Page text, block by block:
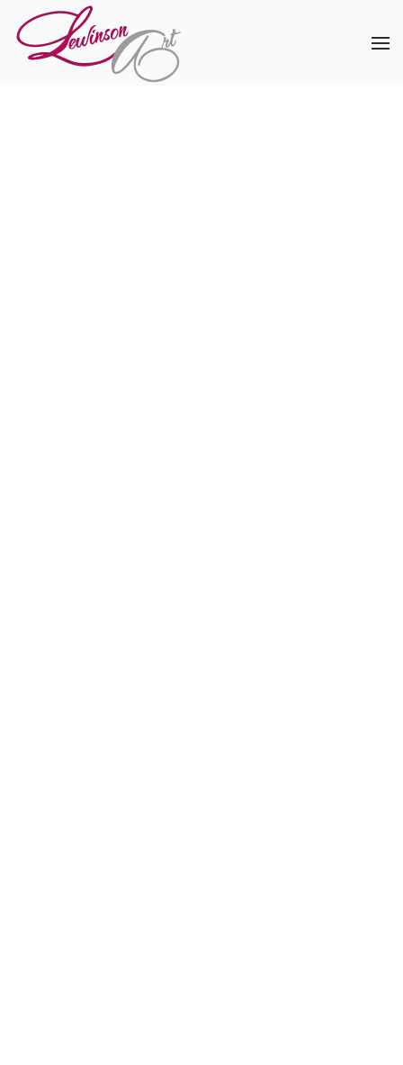
Skip to main content